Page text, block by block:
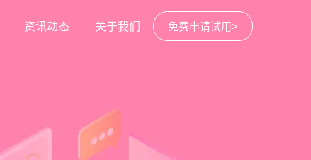
免费申请试用>
资讯动态 关于我们